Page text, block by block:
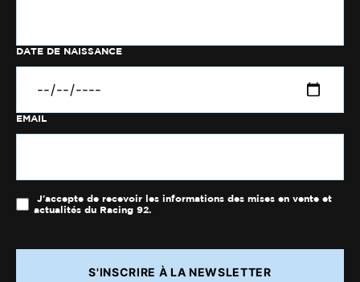
DATE DE NAISSANCE
EMAIL
J'accepte de recevoir les informations des mises en vente et
actualités du Racing 92.
S'INSCRIRE À LA NEWSLETTER